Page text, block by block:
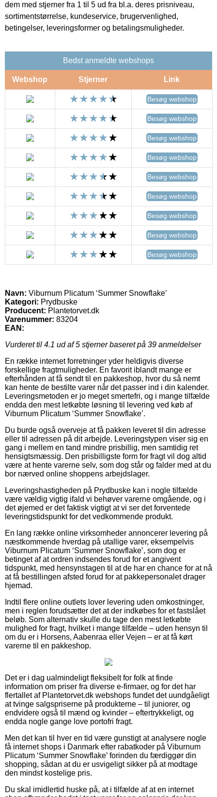
dem med stjerner fra 1 til 5 ud fra bl.a. deres prisniveau,
sortimentstørrelse, kundeservice, brugervenlighed,
betingelser, leveringsformer og betalingsmuligheder.
Bedst anmeldte webshops
Webshop Stjerner Link
Besøg webshop
Besøg webshop
Besøg webshop
Besøg webshop
Besøg webshop
Besøg webshop
Besøg webshop
Besøg webshop
Besøg webshop
Navn: Viburnum Plicatum ‘Summer Snowflake’
Kategori: Prydbuske
Producent: Plantetorvet.dk
Varenummer: 83204
EAN:
Vurderet til 4.1 ud af 5 stjerner baseret på 39 anmeldelser
En række internet forretninger yder heldigvis diverse
forskellige fragtmuligheder. En favorit iblandt mange er
efterhånden at få sendt til en pakkeshop, hvor du så nemt
kan hente de bestilte varer når det passer ind i din kalender.
Leveringsmetoden er jo meget smertefri, og i mange tilfælde
endda den mest letkøbte løsning til levering ved køb af
Viburnum Plicatum ‘Summer Snowflake’.
Du burde også overveje at få pakken leveret til din adresse
eller til adressen på dit arbejde. Leveringstypen viser sig en
gang i mellem en tand mindre prisbillig, men samtidig ret
hensigtsmæssig. Den prisbilligste form for fragt vil dog altid
være at hente varerne selv, som dog står og falder med at du
bor nærved online shoppens arbejdslager.
Leveringshastigheden på Prydbuske kan i nogle tilfælde
være vældig vigtig ifald vi behøver varerne omgående, og i
det øjemed er det faktisk vigtigt at vi ser det forventede
leveringstidspunkt for det vedkommende produkt.
En lang række online virksomheder annoncerer levering på
næstkommende hverdag på utallige varer, eksempelvis
Viburnum Plicatum ‘Summer Snowflake’, som dog er
betinget af at ordren indsendes forud for et angivent
tidspunkt, med hensynstagen til at de har en chance for at nå
at få bestillingen afsted forud for at pakkepersonalet drager
hjemad.
Indtil flere online outlets lover levering uden omkostninger,
men i reglen forudsætter det at der indkøbes for et fastslået
beløb. Som alternativ skulle du tage den mest letkøbte
mulighed for fragt, hvilket i mange tilfælde – uden hensyn til
om du er i Horsens, Aabenraa eller Vejen – er at få kørt
varerne til en pakkeshop.
Det er i dag ualmindeligt fleksibelt for folk at finde
information om priser fra diverse e-firmaer, og for det har
flertallet af Plantetorvet.dk webshops fundet det uundgåeligt
at tvinge salgspriserne på produkterne – til juniorer, og
endvidere også til mænd og kvinder – eftertrykkeligt, og
endda nogle gange love portofri fragt.
Men det kan til hver en tid være gunstigt at analysere nogle
få internet shops i Danmark efter rabatkoder på Viburnum
Plicatum ‘Summer Snowflake’ forinden du færdiggør din
shopping, sådan at du er usvigeligt sikker på at modtage
den mindst kostelige pris.
Du skal imidlertid huske på, at i tilfælde af at en internet